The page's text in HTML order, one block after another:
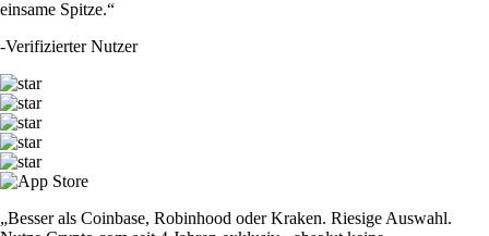
einsame Spitze.“
-Verifizierter Nutzer
„Besser als Coinbase, Robinhood oder Kraken. Riesige Auswahl.